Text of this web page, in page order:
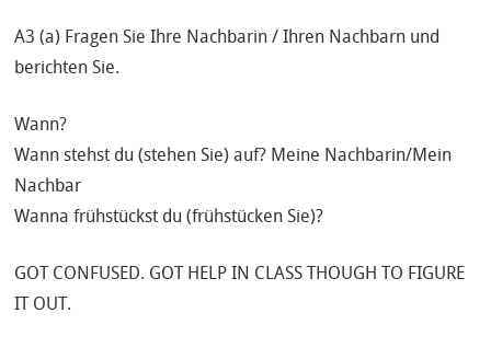
A3 (a) Fragen Sie Ihre Nachbarin / Ihren Nachbarn und
berichten Sie.
Wann?
Wann stehst du (stehen Sie) auf? Meine Nachbarin/Mein
Nachbar
Wanna frühstückst du (frühstücken Sie)?
GOT CONFUSED. GOT HELP IN CLASS THOUGH TO FIGURE
IT OUT.